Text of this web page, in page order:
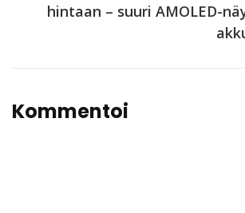
hintaan – suuri AMOLED-
Kommentoi